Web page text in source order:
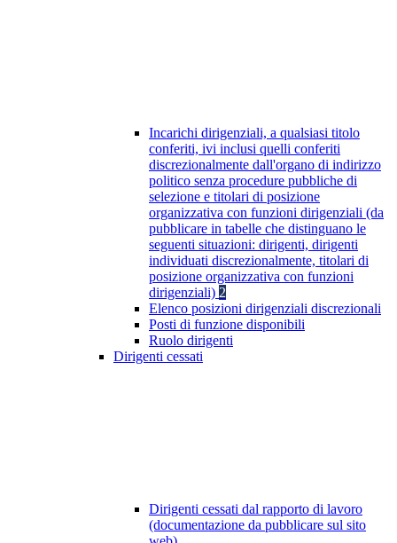
Incarichi dirigenziali, a qualsiasi titolo
conferiti, ivi inclusi quelli conferiti
discrezionalmente dall'organo di indirizzo
politico senza procedure pubbliche di
selezione e titolari di posizione
organizzativa con funzioni dirigenziali (da
pubblicare in tabelle che distinguano le
seguenti situazioni: dirigenti, dirigenti
individuati discrezionalmente, titolari di
posizione organizzativa con funzioni
dirigenziali) 2
Elenco posizioni dirigenziali discrezionali
Posti di funzione disponibili
Ruolo dirigenti
Dirigenti cessati
Dirigenti cessati dal rapporto di lavoro
(documentazione da pubblicare sul sito